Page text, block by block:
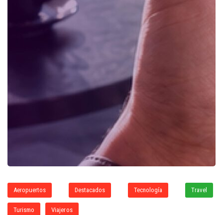
Aeropuertos Destacados Tecnología Travel
Turismo Viajeros